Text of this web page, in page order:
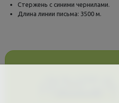
Стержень с синими чернилами.
Длина линии письма: 3500 м.